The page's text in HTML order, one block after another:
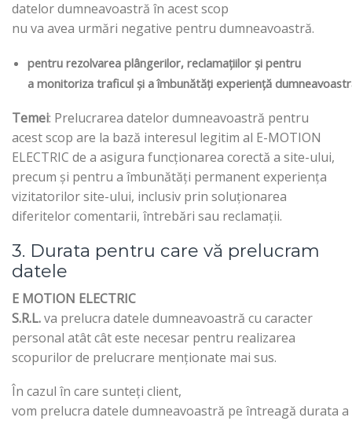
datelor dumneavoastră în acest scop
nu va avea urmări negative pentru dumneavoastră.
pentru rezolvarea plângerilor, reclamațiilor și pentru
a monitoriza traficul și a îmbunătăți experiență
Temei: Prelucrarea datelor dumneavoastră pentru
acest scop are la bază interesul legitim al E-MOTION
ELECTRIC de a asigura funcționarea corectă a site-ului,
precum și pentru a îmbunătăți permanent experiența
vizitatorilor site-ului, inclusiv prin soluționarea
diferitelor comentarii, întrebări sau reclamații.
3. Durata pentru care vă prelucram
datele
E MOTION ELECTRIC
S.R.L.va prelucra datele dumneavoastră cu caracter
personal atât cât este necesar pentru realizarea
scopurilor de prelucrare menționate mai sus.
În cazul în care sunteți client,
vom prelucra datele dumneavoastră pe întreagă durata a